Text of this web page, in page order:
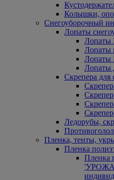
Колышки,
Снегоуборочный
Лопаты
Лопаты
Лопаты
Лопаты
Лопаты
Скрепера для
Ледорубы,
Пленка, тенты,
Пленка
Пленка